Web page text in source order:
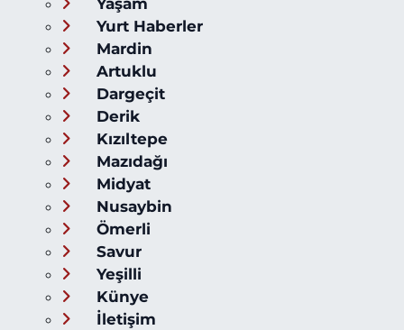
Yaşam
Yurt Haberler
Mardin
Artuklu
Dargeçit
Derik
Kızıltepe
Mazıdağı
Midyat
Nusaybin
Ömerli
Savur
Yeşilli
Künye
İletişim